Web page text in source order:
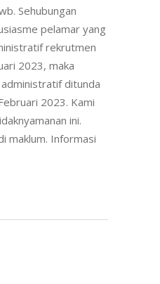
Sehubungan
pelamar yang
rekrutmen
2023, maka
ditunda
2023. Kami
ini.
maklum. Informasi